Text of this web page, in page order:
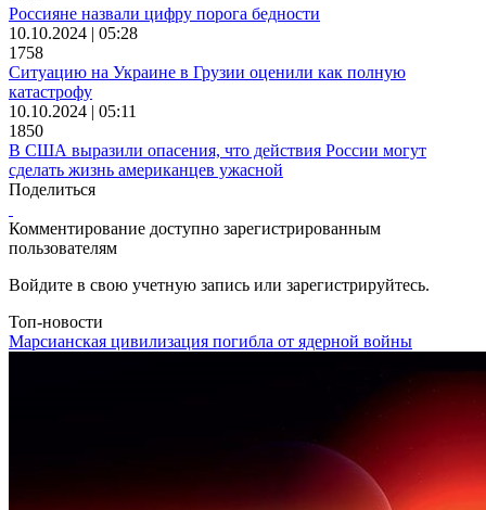
Россияне назвали цифру порога бедности
10.10.2024 | 05:28
1758
Ситуацию на Украине в Грузии оценили как полную
катастрофу
10.10.2024 | 05:11
1850
В США выразили опасения, что действия России могут
сделать жизнь американцев ужасной
Поделиться
Комментирование доступно зарегистрированным
пользователям
Войдите в свою учетную запись или зарегистрируйтесь.
Топ-новости
Марсианская цивилизация погибла от ядерной войны